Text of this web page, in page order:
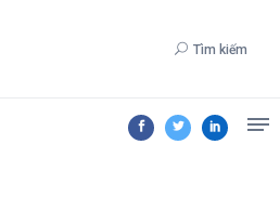
Tìm kiếm